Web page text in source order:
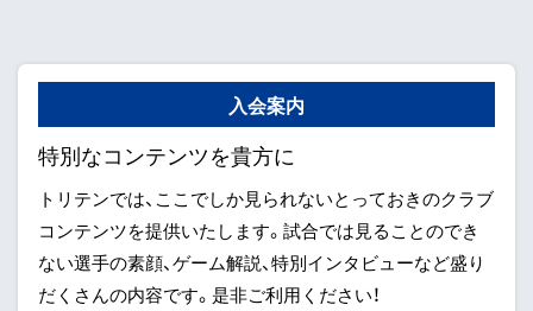
入会案内
特別なコンテンツを貴方に
トリテンでは、ここでしか見られないとっておきのクラブ
コンテンツを提供いたします。試合では見ることのでき
ない選手の素顔、ゲーム解説、特別インタビューなど盛り
だくさんの内容です。是非ご利用ください！